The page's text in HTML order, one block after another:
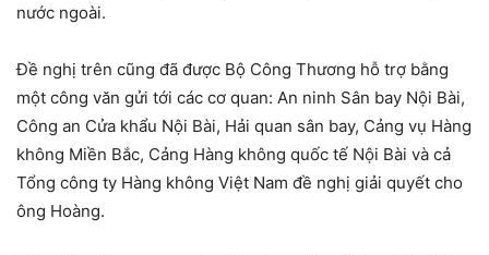
nước ngoài.
Đề nghị trên cũng đã được Bộ Công Thương hỗ trợ bằng
một công văn gửi tới các cơ quan: An ninh Sân bay Nội Bài,
Công an Cửa khẩu Nội Bài, Hải quan sân bay, Cảng vụ Hàng
không Miền Bắc, Cảng Hàng không quốc tế Nội Bài và cả
Tổng công ty Hàng không Việt Nam đề nghị giải quyết cho
ông Hoàng.